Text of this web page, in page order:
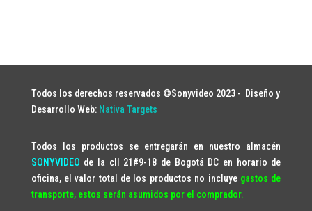
Todos los derechos reservados ©Sonyvideo 2023 - Diseño y
Desarrollo Web: Nativa Targets
Todos los productos se entregarán en nuestro almacén
SONYVIDEO de la cll 21#9-18 de Bogotá DC en horario de
oficina, el valor total de los productos no incluye gastos de
transporte, estos serán asumidos por el comprador.